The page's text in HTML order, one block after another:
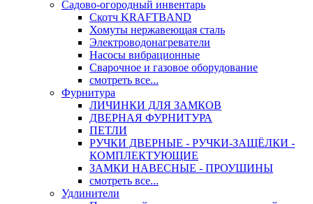
Садово-огородный инвентарь
Скотч KRAFTBAND
Хомуты нержавеющая сталь
Электроводонагреватели
Насосы вибрационные
Сварочное и газовое оборудование
смотреть все...
Фурнитура
ЛИЧИНКИ ДЛЯ ЗАМКОВ
ДВЕРНАЯ ФУРНИТУРА
ПЕТЛИ
РУЧКИ ДВЕРНЫЕ - РУЧКИ-ЗАЩЁЛКИ -
КОМПЛЕКТУЮЩИЕ
ЗАМКИ НАВЕСНЫЕ - ПРОУШИНЫ
смотреть все...
Удлинители